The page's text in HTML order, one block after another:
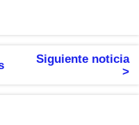
Siguiente noticia
>